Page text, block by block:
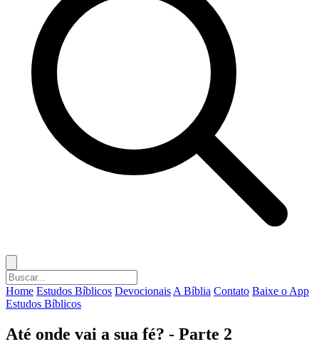
Home Estudos Bíblicos Devocionais A Bíblia Contato Baixe o App
Estudos Bíblicos
Até onde vai a sua fé? - Parte 2